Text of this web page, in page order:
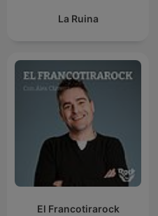
La Ruina
El Francotirarock